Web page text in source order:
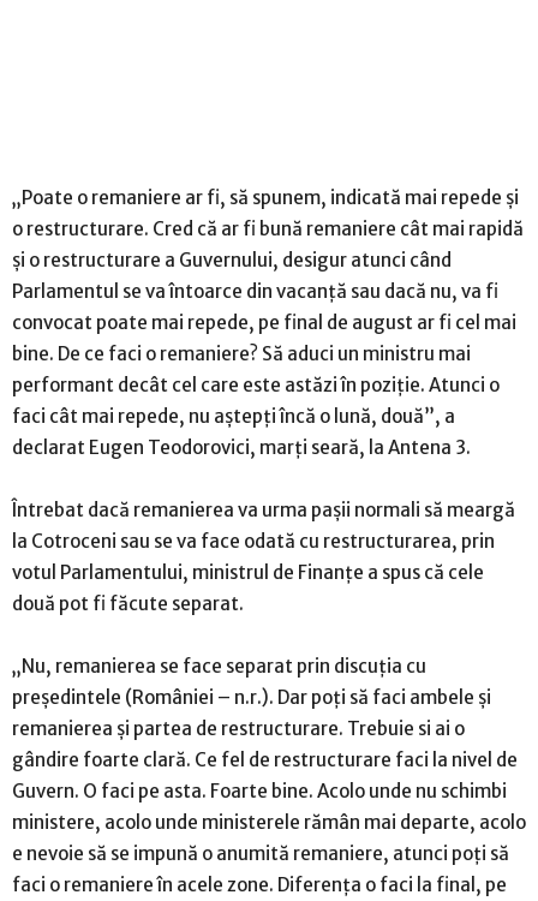
„Poate o remaniere ar fi, să spunem, indicată mai repede şi
o restructurare. Cred că ar fi bună remaniere cât mai rapidă
şi o restructurare a Guvernului, desigur atunci când
Parlamentul se va întoarce din vacanţă sau dacă nu, va fi
convocat poate mai repede, pe final de august ar fi cel mai
bine. De ce faci o remaniere? Să aduci un ministru mai
performant decât cel care este astăzi în poziţie. Atunci o
faci cât mai repede, nu aştepţi încă o lună, două”, a
declarat Eugen Teodorovici, marţi seară, la Antena 3.
Întrebat dacă remanierea va urma paşii normali să meargă
la Cotroceni sau se va face odată cu restructurarea, prin
votul Parlamentului, ministrul de Finanţe a spus că cele
două pot fi făcute separat.
„Nu, remanierea se face separat prin discuţia cu
preşedintele (României – n.r.). Dar poţi să faci ambele şi
remanierea şi partea de restructurare. Trebuie si ai o
gândire foarte clară. Ce fel de restructurare faci la nivel de
Guvern. O faci pe asta. Foarte bine. Acolo unde nu schimbi
ministere, acolo unde ministerele rămân mai departe, acolo
e nevoie să se impună o anumită remaniere, atunci poţi să
faci o remaniere în acele zone. Diferenţa o faci la final, pe